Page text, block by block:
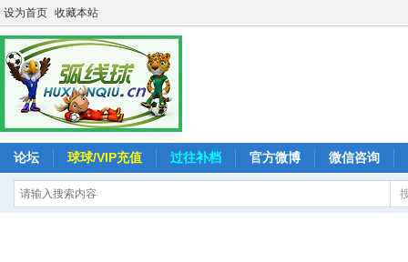
设为首页 收藏本站
论坛 球球/VIP充值 过往补档 官方微博 微信咨询